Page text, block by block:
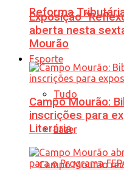
Reforma
Esporte
Tudo
Lazer
Exposição
aberta nesta
Mourão
Campo Mourão:
inscrições para
Literária